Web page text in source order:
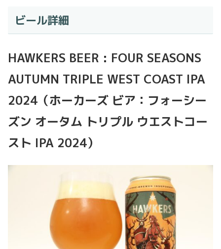
ビール詳細
HAWKERS BEER : FOUR SEASONS
AUTUMN TRIPLE WEST COAST IPA
2024（ホーカーズ ビア：フォーシー
ズン オータム トリプル ウエストコー
スト IPA 2024）